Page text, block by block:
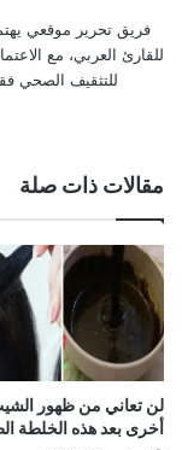
فريق تحرير موقعي
للقارئ العربي، مع
للتثقيف الصحي
مقالات ذات صلة
لن تعاني من ظهور
أخرى بعد هذه الخلطة